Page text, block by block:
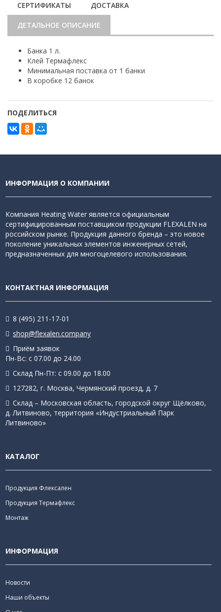
СЕРТИФИКАТЫ ДОСТАВКА
ДЕТАЛЬНОЕ ОПИСАНИЕ
Банка 1 л.
Клей Термафлекс
Минимальная поставка от 1 банки
В коробке 12 банок
ПОДЕЛИТЬСЯ
ИНФОРМАЦИЯ О КОМПАНИИ
Компания Heating Water является официальным
сертифицированным поставщиком продукции FLEXALEN на
российском рынке. Продукция данного бренда – это новое
поколение уникальных элементов инженерных сетей,
предназначенных для многоцелевого использования.
КОНТАКТНАЯ ИНФОРМАЦИЯ
8 (495) 211-17-01
shop@flexalen.company
Приём заявок
Пн-Вс: с 07.00 до 24.00
Склад Пн-Пт: с 09.00 до 18.00
127282, г. Москва, Чермянский проезд, д. 7
Склад – Московская область, городской округ Щёлково,
д. Литвиново, территория «Индустриальный Парк
Литвиново»
КАТАЛОГ
Продукция Флексален
Продукция Термафлекс
Монтаж
ИНФОРМАЦИЯ
Новости
Наши объекты